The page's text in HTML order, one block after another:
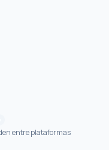
entre plataformas